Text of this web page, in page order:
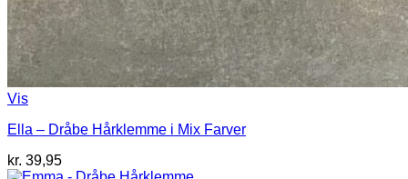
Vis
Ella – Dråbe Hårklemme i Mix Farver
kr. 39,95